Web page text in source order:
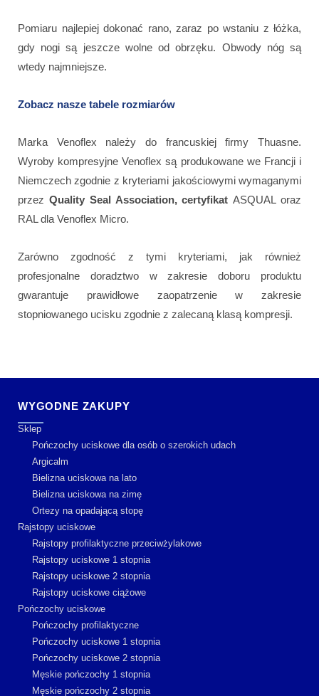
Pomiaru najlepiej dokonać rano, zaraz po wstaniu z łóżka,
gdy nogi są jeszcze wolne od obrzęku. Obwody nóg są
wtedy najmniejsze.
Zobacz nasze tabele rozmiarów
Marka Venoflex należy do francuskiej firmy Thuasne.
Wyroby kompresyjne Venoflex są produkowane we Francji i
Niemczech zgodnie z kryteriami jakościowymi wymaganymi
przez Quality Seal Association, certyfikatASQUAL oraz
RAL dla Venoflex Micro.
Zarówno zgodność z tymi kryteriami, jak również
profesjonalne doradztwo w zakresie doboru produktu
gwarantuje prawidłowe zaopatrzenie w zakresie
stopniowanego ucisku zgodnie z zalecaną klasą kompresji.
WYGODNE ZAKUPY
Sklep
Pończochy uciskowe dla osób o szerokich udach
Argicalm
Bielizna uciskowa na lato
Bielizna uciskowa na zimę
Ortezy na opadającą stopę
Rajstopy uciskowe
Rajstopy profilaktyczne przeciwżylakowe
Rajstopy uciskowe 1 stopnia
Rajstopy uciskowe 2 stopnia
Rajstopy uciskowe ciążowe
Pończochy uciskowe
Pończochy profilaktyczne
Pończochy uciskowe 1 stopnia
Pończochy uciskowe 2 stopnia
Męskie pończochy 1 stopnia
Męskie pończochy 2 stopnia